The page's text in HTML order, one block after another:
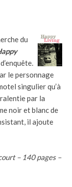
du
le personnage
singulier qu’à
par la
noir et blanc de
il ajoute
– 140 pages –